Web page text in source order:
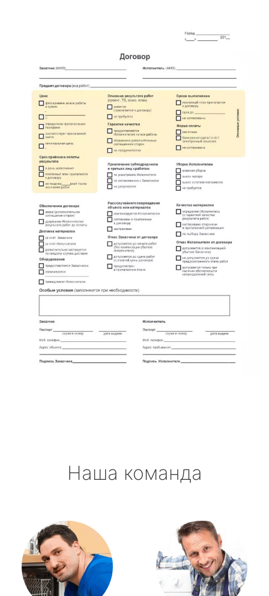
Наша команда